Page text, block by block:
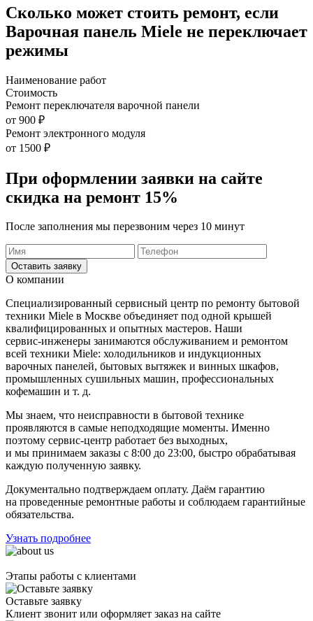
Сколько может стоить ремонт, если
Варочная панель Miele не переключает
режимы
Наименование работ
Стоимость
Ремонт переключателя варочной панели
от 900 ₽
Ремонт электронного модуля
от 1500 ₽
При оформлении заявки на сайте
скидка на ремонт 15%
После заполнения мы перезвоним через 10 минут
Оставить заявку
О компании
Специализированный сервисный центр по ремонту бытовой
техники Miele в Москве объединяет под одной крышей
квалифицированных и опытных мастеров. Наши
сервис-инженеры занимаются обслуживанием и ремонтом
всей техники Miele: холодильников и индукционных
варочных панелей, бытовых вытяжек и винных шкафов,
промышленных сушильных машин, профессиональных
кофемашин и т. д.
Мы знаем, что неисправности в бытовой технике
проявляются в самые неподходящие моменты. Именно
поэтому сервис-центр работает без выходных,
и мы принимаем заказы с 8:00 до 23:00, быстро обрабатывая
каждую полученную заявку.
Документально подтверждаем оплату. Даём гарантию
на проведенные ремонтные работы и соблюдаем гарантийные
обязательства.
Узнать подробнее
Этапы работы с клиентами
Оставьте заявку
Клиент звонит или оформляет заказ на сайте